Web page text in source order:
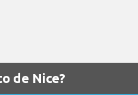
de Nice?